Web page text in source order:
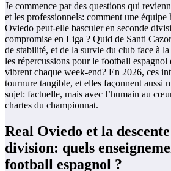
Je commence par des questions qui
et les professionnels: comment une
Oviedo peut-elle basculer en seconde
compromise en Liga ? Quid de Santi
de stabilité, et de la survie du club face à
les répercussions pour le football
vibrent chaque week-end? En 2026, ces
tournure tangible, et elles façonnent aussi
sujet: factuelle, mais avec l’humain au
chartes du championnat.
Real Oviedo et la
division: quels
football espagnol ?